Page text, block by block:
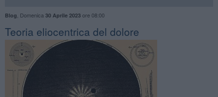
Blog Domenica 30 Aprile 2023ore 08:00
​Teoria eliocentrica del dolore